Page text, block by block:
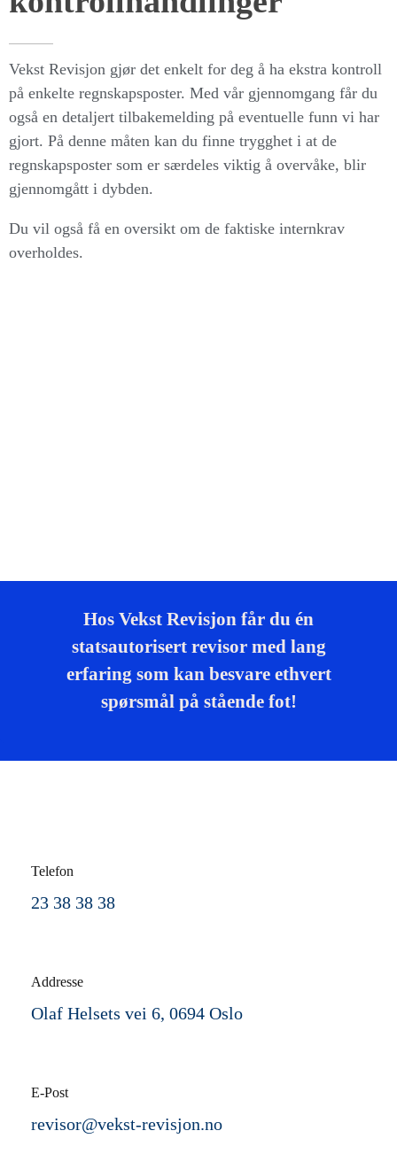
Vekst Revisjon gjør det enkelt for deg å ha ekstra kontroll
på enkelte regnskapsposter. Med vår gjennomgang får du
også en detaljert tilbakemelding på eventuelle funn vi har
gjort. På denne måten kan du finne trygghet i at de
regnskapsposter som er særdeles viktig å overvåke, blir
gjennomgått i dybden.
Du vil også få en oversikt om de faktiske internkrav
overholdes.
Hos Vekst Revisjon får du én
statsautorisert revisor med lang
erfaring som kan besvare ethvert
spørsmål på stående fot!
Telefon
23 38 38 38
Addresse
Olaf Helsets vei 6, 0694 Oslo
E-Post
revisor@vekst-revisjon.no